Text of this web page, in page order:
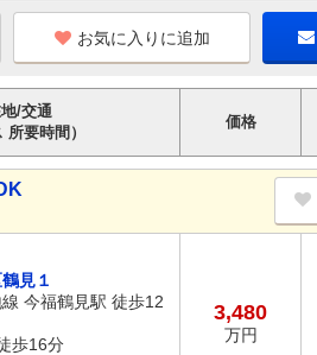
お気に入りに追加
/交通
所要時間）
価格
見１
今福鶴見駅 徒歩12
歩16分
3,480
万円